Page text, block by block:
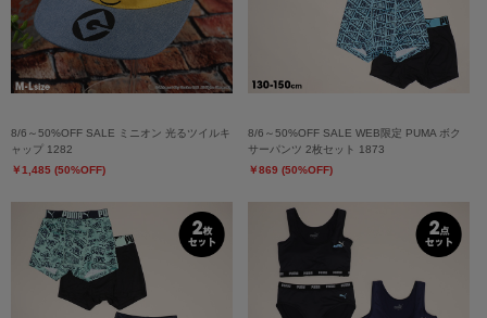
8/6～50%OFF SALE ミニオン 光るツイルキ
ャップ 1282
￥1,485 (50%OFF)
8/6～50%OFF SALE WEB限定 PUMA ボク
サーパンツ 2枚セット 1873
￥869 (50%OFF)